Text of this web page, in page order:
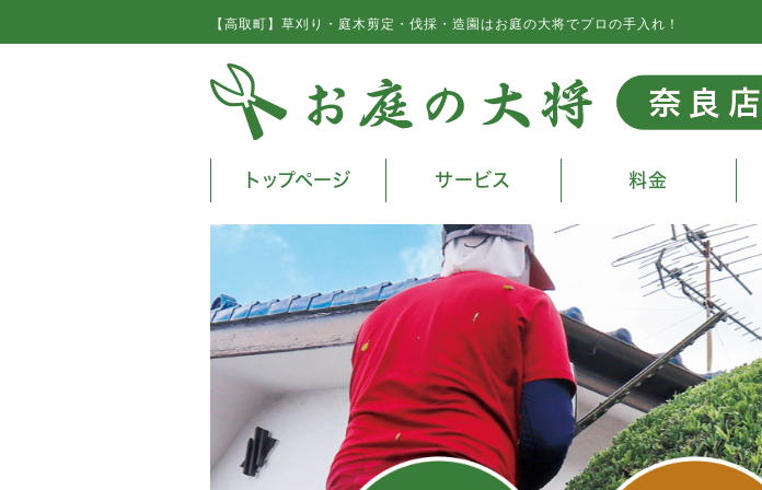
【高取町】草刈り・庭木剪定・伐採・造園はお庭の大将でプロの手入れ！
トップページ サービス 料金